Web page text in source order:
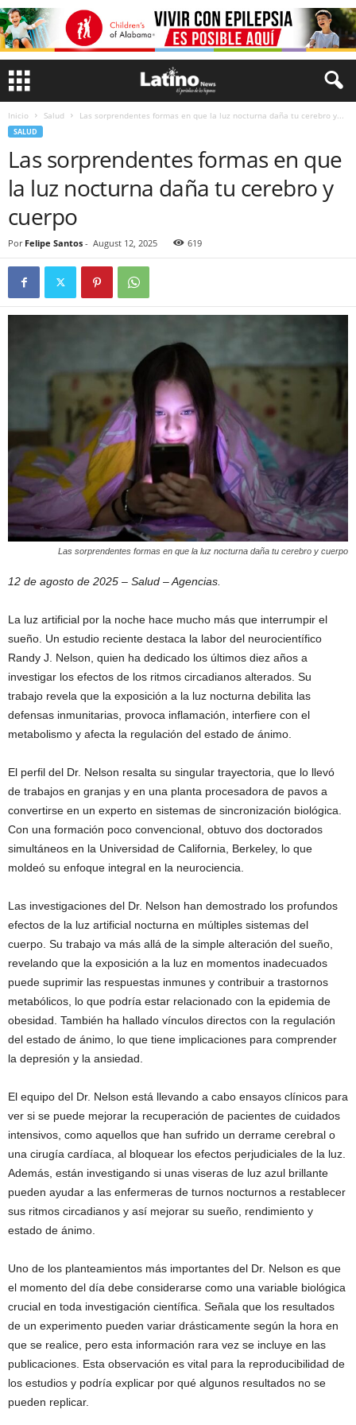
Inicio Salud Las sorprendentes formas en que la luz nocturna daña tu cerebro y...
SALUD
Las sorprendentes formas en que
la luz nocturna daña tu cerebro y
cuerpo
Por Felipe Santos - August 12, 2025 619
Las sorprendentes formas en que la luz nocturna daña tu cerebro y cuerpo
12 de agosto de 2025 – Salud – Agencias.
La luz artificial por la noche hace mucho más que interrumpir el
sueño. Un estudio reciente destaca la labor del neurocientífico
Randy J. Nelson, quien ha dedicado los últimos diez años a
investigar los efectos de los ritmos circadianos alterados. Su
trabajo revela que la exposición a la luz nocturna debilita las
defensas inmunitarias, provoca inflamación, interfiere con el
metabolismo y afecta la regulación del estado de ánimo.
El perfil del Dr. Nelson resalta su singular trayectoria, que lo llevó
de trabajos en granjas y en una planta procesadora de pavos a
convertirse en un experto en sistemas de sincronización biológica.
Con una formación poco convencional, obtuvo dos doctorados
simultáneos en la Universidad de California, Berkeley, lo que
moldeó su enfoque integral en la neurociencia.
Las investigaciones del Dr. Nelson han demostrado los profundos
efectos de la luz artificial nocturna en múltiples sistemas del
cuerpo. Su trabajo va más allá de la simple alteración del sueño,
revelando que la exposición a la luz en momentos inadecuados
puede suprimir las respuestas inmunes y contribuir a trastornos
metabólicos, lo que podría estar relacionado con la epidemia de
obesidad. También ha hallado vínculos directos con la regulación
del estado de ánimo, lo que tiene implicaciones para comprender
la depresión y la ansiedad.
El equipo del Dr. Nelson está llevando a cabo ensayos clínicos para
ver si se puede mejorar la recuperación de pacientes de cuidados
intensivos, como aquellos que han sufrido un derrame cerebral o
una cirugía cardíaca, al bloquear los efectos perjudiciales de la luz.
Además, están investigando si unas viseras de luz azul brillante
pueden ayudar a las enfermeras de turnos nocturnos a restablecer
sus ritmos circadianos y así mejorar su sueño, rendimiento y
estado de ánimo.
Uno de los planteamientos más importantes del Dr. Nelson es que
el momento del día debe considerarse como una variable biológica
crucial en toda investigación científica. Señala que los resultados
de un experimento pueden variar drásticamente según la hora en
que se realice, pero esta información rara vez se incluye en las
publicaciones. Esta observación es vital para la reproducibilidad de
los estudios y podría explicar por qué algunos resultados no se
pueden replicar.